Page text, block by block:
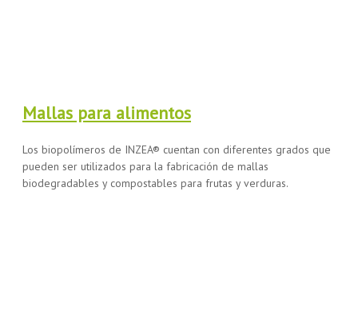
Mallas para alimentos
Los biopolímeros de INZEA® cuentan con diferentes grados que
pueden ser utilizados para la fabricación de mallas
biodegradables y compostables para frutas y verduras.